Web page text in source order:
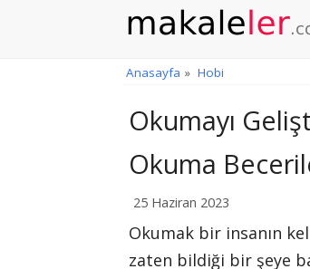
Anasayfa » Hobi
Okumayı
Okuma
25 Haziran 2023
Okumak bir insanın
zaten bildiği bir şeye